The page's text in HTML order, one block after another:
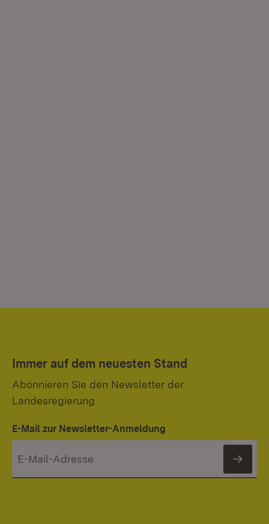
Immer auf dem neuesten Stand
Abonnieren Sie den Newsletter der
Landesregierung.
E-Mail zur Newsletter-Anmeldung